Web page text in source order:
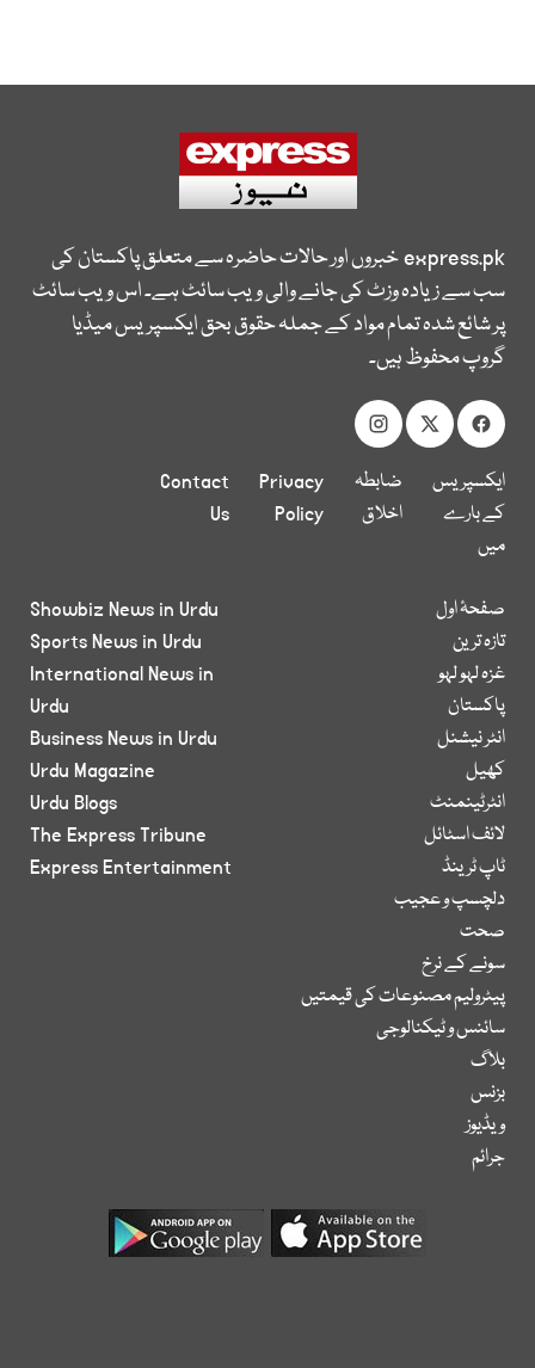
express.pkخبروں اور حالات حاضرہ سے متعلق پاکستان کی
سب سے زیادہ وزٹ کی جانے والی ویب سائٹ ہے۔ اس ویب سائٹ
پر شائع شدہ تمام مواد کے جملہ حقوق بحق ایکسپریس میڈیا
گروپ محفوظ ہیں۔
ایکسپریس
کے بارے
میں
ضابطہ
اخلاق
Privacy
Policy
Contact
Us
صفحۂ اول
تازہ ترین
غزہ لہو لہو
پاکستان
انٹر نیشنل
کھیل
انٹرٹینمنٹ
لائف اسٹائل
ٹاپ ٹرینڈ
دلچسپ و عجیب
صحت
سونے کے نرخ
پیٹرولیم مصنوعات کی قیمتیں
سائنس و ٹیکنالوجی
بلاگ
بزنس
ویڈیوز
جرائم
Showbiz News in Urdu
Sports News in Urdu
International News in
Urdu
Business News in Urdu
Urdu Magazine
Urdu Blogs
The Express Tribune
Express Entertainment